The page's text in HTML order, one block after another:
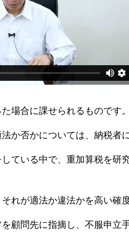
場合に課せられるものです。
か否かについては、納税者
ている中で、重加算税を研
れが適法か違法かを高い確
顧問先に指摘し、不服申立